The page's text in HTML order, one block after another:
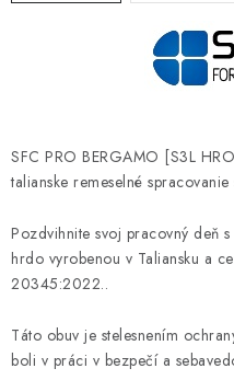
Často kladené otázky
SFC PRO BERGAMO [S3L
talianske remeselné
Pozdvihnite svoj pracovný deň
hrdo vyrobenou v Taliansku a
20345:2022..
Táto obuv je stelesnením
boli v práci v bezpečí a